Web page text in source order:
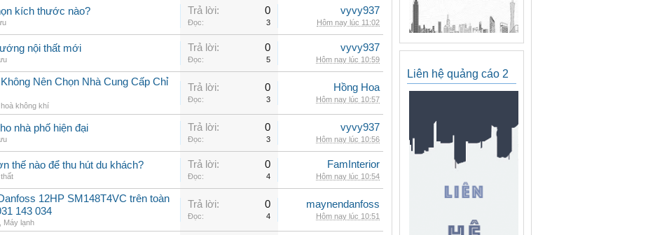
kích thước nào? Trả lời: 0
Đọc: 3
vyvy937
Hôm nay lúc 11:02
nội thất mới Trả lời: 0
Đọc: 5
vyvy937
Hôm nay lúc 10:59
Nên Chọn Nhà Cung Cấp Chỉ
không khí
Trả lời: 0
Đọc: 3
Hồng Hoa
Hôm nay lúc 10:57
nhà phố hiện đại Trả lời: 0
Đọc: 3
vyvy937
Hôm nay lúc 10:56
thế nào để thu hút du khách? Trả lời: 0
Đọc: 4
FamInterior
Hôm nay lúc 10:54
12HP SM148T4VC trên toàn
143 034
Máy lạnh
Trả lời: 0
Đọc: 4
maynendanfoss
Hôm nay lúc 10:51
Liên hệ quảng cáo 2